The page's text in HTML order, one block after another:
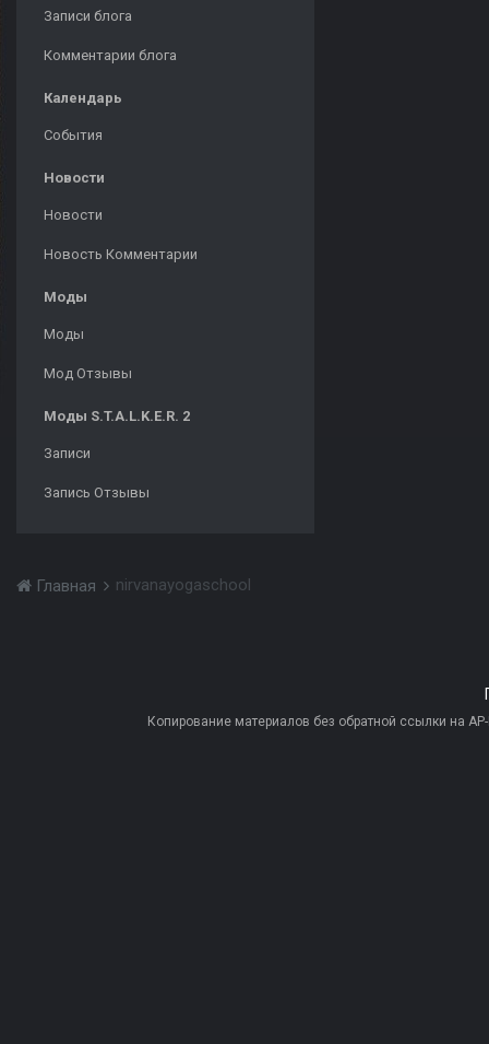
Записи блога
Комментарии блога
Календарь
События
Новости
Новости
Новость Комментарии
Моды
Моды
Мод Отзывы
Моды S.T.A.L.K.E.R. 2
Записи
Запись Отзывы
Главная nirvanayogaschool
Копирование материалов без обратной ссылки на